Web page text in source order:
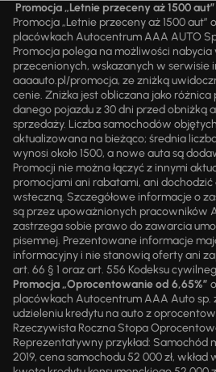
Promocja „Letnie przeceny aż 1500 aut”
Promocja „Letnie przeceny aż 1500
placówkach Autocentrum AAA AUTO
Promocja polega na możliwości
przecenionych, wskazanych w
aaaauto.pl/promocja, ze zniżką
cenie. Zniżka jest obliczana jako
danego pojazdu z 30 dni przed obniżką
sprzedaży. Liczba samochodów
aktualizowana na bieżąco; średnia
wynosi około 1500, a nowe auta są
Promocji nie można łączyć z innymi
promocjami ani rabatami, ani
wsteczną. Szczegółowe informacje o
są przez upoważnionych pracowników
zastrzega sobie prawo do zawarcia
pisemnej. Prezentowane informacje
informacyjny i nie stanowią oferty ani
art. 66 § 1 oraz art. 556 Kodeksu
Promocja „Oprocentowanie od 6,65%”
placówkach Autocentrum AAA Auto sp.
udzieleniu kredytu na auto z
Rzeczywista Roczna Stopa
Reprezentatywny przykład: Samochód
2019, cena samochodu 52 000 zł, wkład